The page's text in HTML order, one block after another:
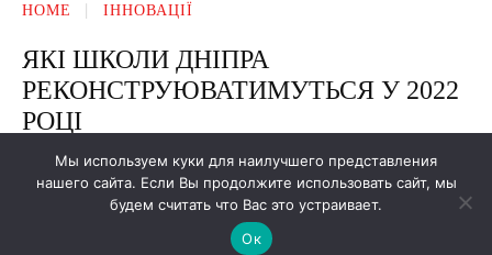
Мы используем куки для наилучшего представления
нашего сайта. Если Вы продолжите использовать сайт, мы
будем считать что Вас это устраивает.
Ок